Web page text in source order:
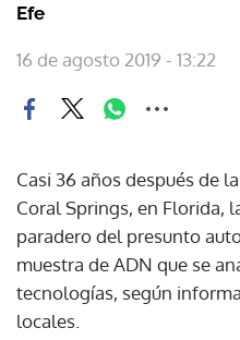
Efe
16 de agosto 2019 - 13:22
Casi 36 años después de
Coral Springs, en Florida,
paradero del presunto
muestra de ADN que se
tecnologías, según
locales.